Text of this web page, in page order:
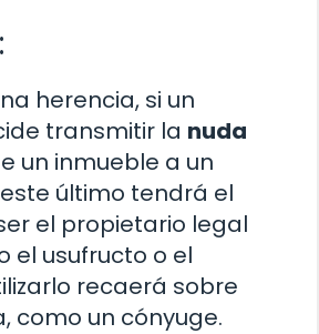
herencia, si un
transmitir la nuda
un inmueble a un
último tendrá el
el propietario legal
el usufructo o el
recaerá sobre
como un cónyuge.